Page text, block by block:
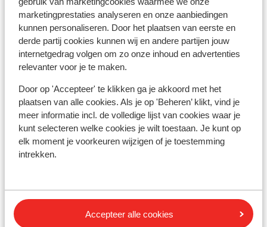
marketingprestaties analyseren en onze aanbiedingen
kunnen personaliseren. Door het plaatsen van eerste en
derde partij cookies kunnen wij en andere partijen jouw
internetgedrag volgen om zo onze inhoud en advertenties
relevanter voor je te maken.
Door op 'Accepteer' te klikken ga je akkoord met het
plaatsen van alle cookies. Als je op 'Beheren’ klikt, vind je
meer informatie incl. de volledige lijst van cookies waar je
kunt selecteren welke cookies je wilt toestaan. Je kunt op
elk moment je voorkeuren wijzigen of je toestemming
intrekken.
Accepteer alle cookies
(Mini)supermarkt: 500 m
Restaurant: 80 m
Rustig gelegen
Skipas, -les en verhuur
Skipas
Skilessen
Andere accommodaties in Kronplatz